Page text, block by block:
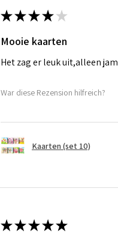
★★★★ ★
Mooie kaarten
Het zag er leuk uit,alleen
War diese Rezension hilfreich?
Kaarten (set 10)
★★★★★